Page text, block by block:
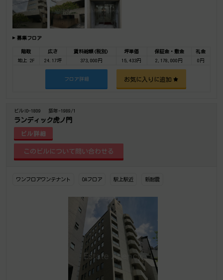
募集フロア
階数 広さ 賃料総額(税別) 坪単価 保証金・敷金
礼金
地上 2F
24.17坪 373,000円 15,433円 2,178,000円 0円
フロア詳細 お気に入りに追加
ビルID-1809 築年-1989/1
ランディック虎ノ門
ビル詳細
ワンフロアワンテナント OAフロア 駅上駅近 新耐震